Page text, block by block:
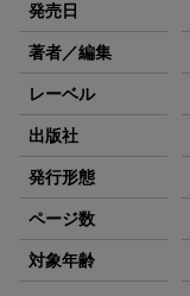
発売日
著者／編集
レーベル
出版社
発行形態
ページ数
対象年齢